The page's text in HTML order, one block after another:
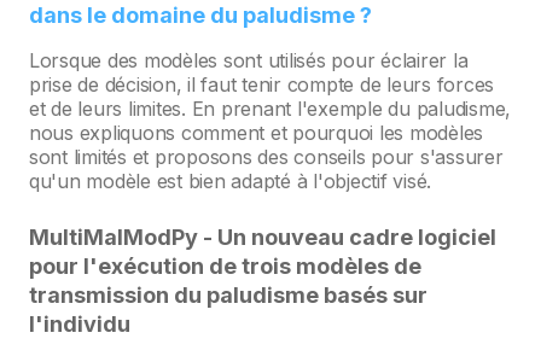
dans le domaine du paludisme ?
Lorsque des modèles sont utilisés pour éclairer la
prise de décision, il faut tenir compte de leurs forces
et de leurs limites. En prenant l'exemple du paludisme,
nous expliquons comment et pourquoi les modèles
sont limités et proposons des conseils pour s'assurer
qu'un modèle est bien adapté à l'objectif visé.
MultiMalModPy - Un nouveau cadre logiciel
pour l'exécution de trois modèles de
transmission du paludisme basés sur
l'individu